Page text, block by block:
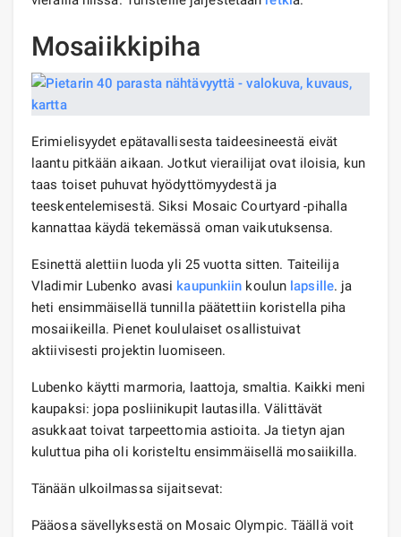
Mosaiikkipiha
Erimielisyydet epätavallisesta taideesineestä eivät
laantu pitkään aikaan. Jotkut vierailijat ovat iloisia, kun
taas toiset puhuvat hyödyttömyydestä ja
teeskentelemisestä. Siksi Mosaic Courtyard -pihalla
kannattaa käydä tekemässä oman vaikutuksensa.
Esinettä alettiin luoda yli 25 vuotta sitten. Taiteilija
Vladimir Lubenko avasi kaupunkiin koulun lapsille. ja
heti ensimmäisellä tunnilla päätettiin koristella piha
mosaiikeilla. Pienet koululaiset osallistuivat
aktiivisesti projektin luomiseen.
Lubenko käytti marmoria, laattoja, smaltia. Kaikki meni
kaupaksi: jopa posliinikupit lautasilla. Välittävät
asukkaat toivat tarpeettomia astioita. Ja tietyn ajan
kuluttua piha oli koristeltu ensimmäisellä mosaiikilla.
Tänään ulkoilmassa sijaitsevat:
Pääosa sävellyksestä on Mosaic Olympic. Täällä voit